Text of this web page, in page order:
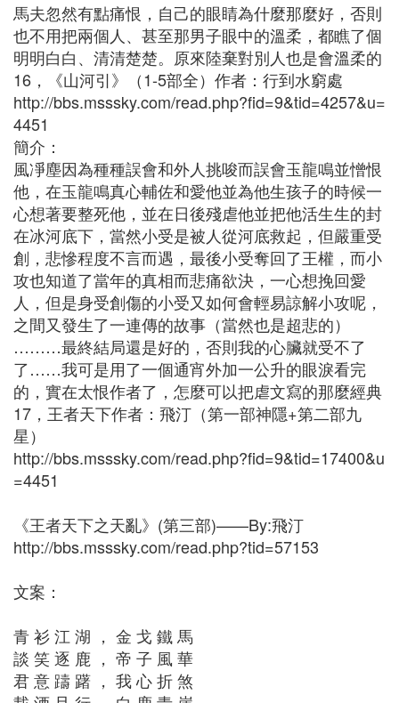
馬夫忽然有點痛恨，自己的眼睛為什麼那麼好，否則
也不用把兩個人、甚至那男子眼中的溫柔，都瞧了個
明明白白、清清楚楚。原來陸棄對別人也是會溫柔的
16，《山河引》（1-5部全）作者：行到水窮處
http://bbs.msssky.com/read.php?fid=9&tid=4257&u=
4451
簡介：
風凈塵因為種種誤會和外人挑唆而誤會玉龍鳴並憎恨
他，在玉龍鳴真心輔佐和愛他並為他生孩子的時候一
心想著要整死他，並在日後殘虐他並把他活生生的封
在冰河底下，當然小受是被人從河底救起，但嚴重受
創，悲慘程度不言而遇，最後小受奪回了王權，而小
攻也知道了當年的真相而悲痛欲決，一心想挽回愛
人，但是身受創傷的小受又如何會輕易諒解小攻呢，
之間又發生了一連傳的故事（當然也是超悲的）
………最終結局還是好的，否則我的心臟就受不了
了……我可是用了一個通宵外加一公升的眼淚看完
的，實在太恨作者了，怎麼可以把虐文寫的那麼經典
17，王者天下作者：飛汀（第一部神隱+第二部九
星）
http://bbs.msssky.com/read.php?fid=9&tid=17400&u
=4451
《王者天下之天亂》(第三部)——By:飛汀
http://bbs.msssky.com/read.php?tid=57153
文案：
青 衫 江 湖 ， 金 戈 鐵 馬
談 笑 逐 鹿 ， 帝 子 風 華
君 意 躊 躇 ， 我 心 折 煞